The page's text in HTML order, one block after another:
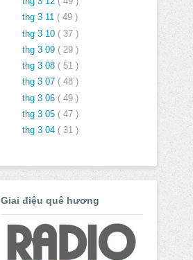
thg 3 11 ( 49 )
thg 3 10 ( 37 )
thg 3 09 ( 29 )
thg 3 08 ( 51 )
thg 3 07 ( 48 )
thg 3 06 ( 49 )
thg 3 05 ( 47 )
thg 3 04 ( 31 )
Giai điệu quê hương